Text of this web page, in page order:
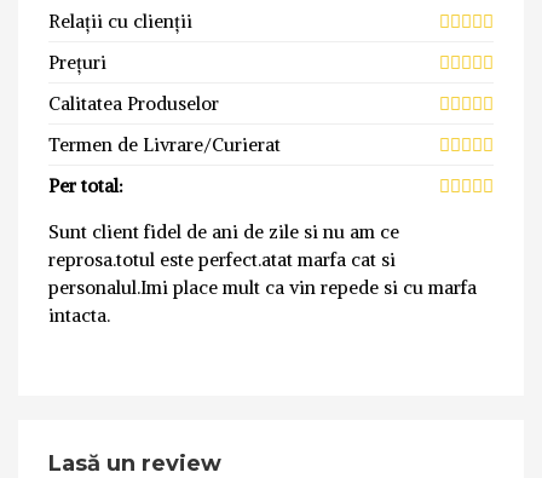
Relații cu clienții
Prețuri
Calitatea Produselor
Termen de Livrare/Curierat
Per total:
Sunt client fidel de ani de zile si nu am ce
reprosa.totul este perfect.atat marfa cat si
personalul.Imi place mult ca vin repede si cu marfa
intacta.
Lasă un review